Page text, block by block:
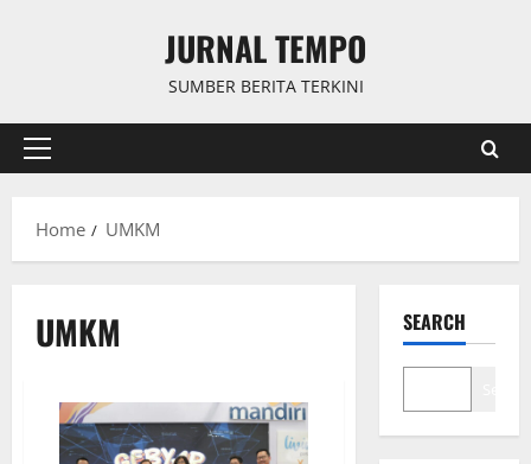
JURNAL TEMPO
SUMBER BERITA TERKINI
Primary
Home
UMKM
UMKM SEARCH